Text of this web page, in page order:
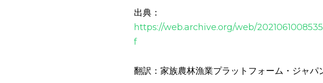
出典：
https://web.archive.org/web/
f
翻訳：家族農林漁業プラットフォーム・ジャパ